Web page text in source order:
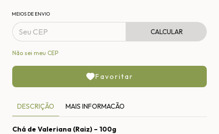
MEIOS DE ENVIO
CALCULAR
Não sei meu CEP
Favoritar
DESCRIÇÃO MAIS INFORMACÃO
Chá de Valeriana (Raiz) – 100g